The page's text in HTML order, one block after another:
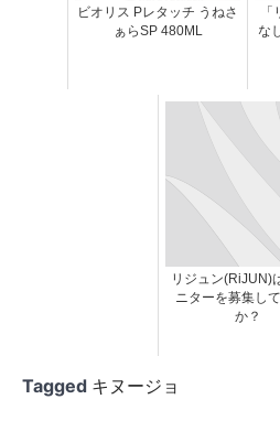
ビオリス Pレタッチ うねさ
ぁらSP 480ML
な
リジュン(RiJUN)
ニターを募集し
か？
Tagged キヌージョ